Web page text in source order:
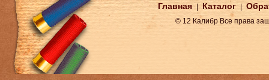
Главная Каталог
© 12 Калибр Все права